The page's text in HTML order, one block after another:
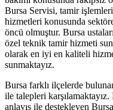
Bursa Servisi, tamir
hizmetleri konusunda
öncü olmuştur. Bursa
özel teknik tamir hizmeti
olarak en iyi en kaliteli
sunmaktayız.
Bursa farklı ilçelerde
ile talepleri
anlayış ile destekleyen